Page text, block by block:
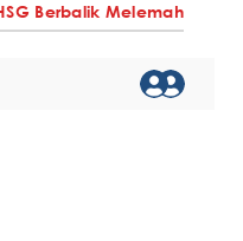
Berbalik Melemah